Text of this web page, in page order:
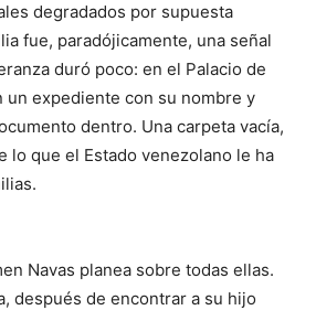
degradados por supuesta
fue, paradójicamente, una señal
duró poco: en el Palacio de
expediente con su nombre y
dentro. Una carpeta vacía,
lo que el Estado venezolano le ha
Navas planea sobre todas ellas.
después de encontrar a su hijo